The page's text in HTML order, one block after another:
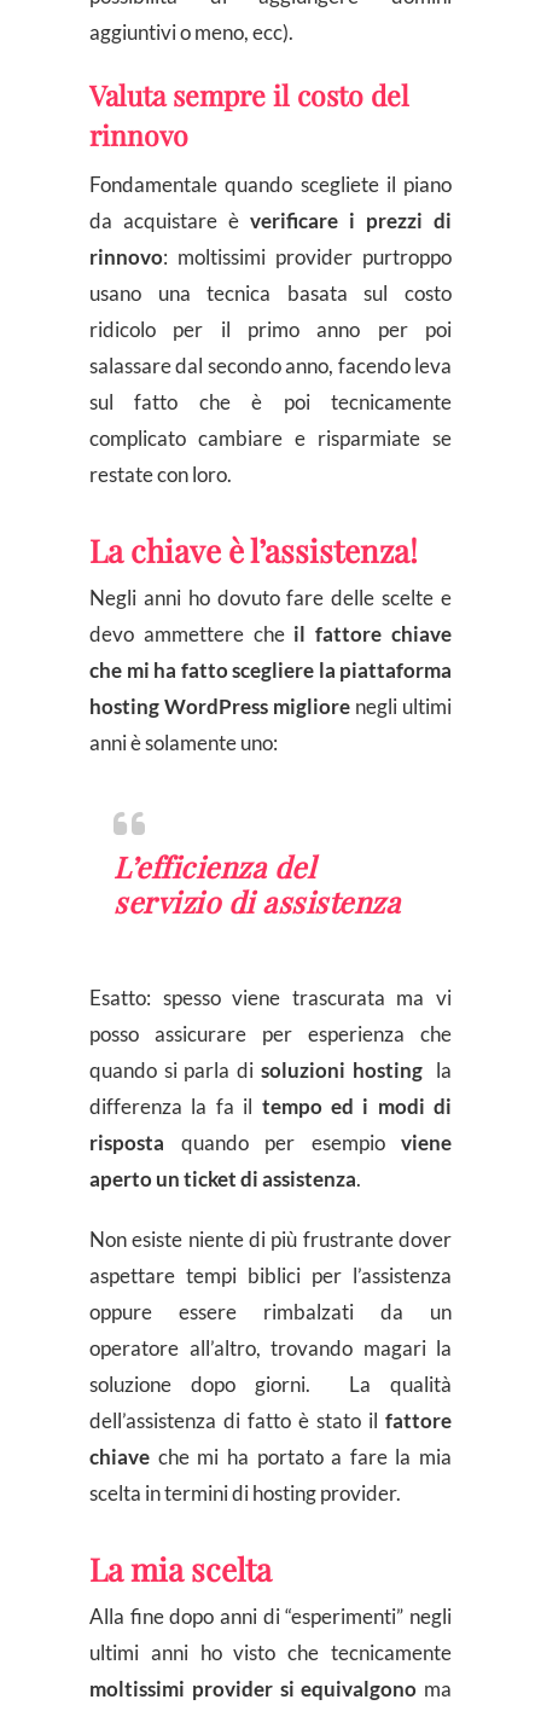
aggiuntivi o meno, ecc).
Valuta sempre il costo del
rinnovo
Fondamentale quando scegliete il piano
da acquistare è verificare i prezzi di
rinnovo: moltissimi provider purtroppo
usano una tecnica basata sul costo
ridicolo per il primo anno per poi
salassare dal secondo anno, facendo leva
sul fatto che è poi tecnicamente
complicato cambiare e risparmiate se
restate con loro.
La chiave è l’assistenza!
Negli anni ho dovuto fare delle scelte e
devo ammettere che il fattore chiave
che mi ha fatto scegliere la piattaforma
hosting WordPress migliore negli ultimi
anni è solamente uno:
L’efficienza del
servizio di assistenza
Esatto: spesso viene trascurata ma vi
posso assicurare per esperienza che
quando si parla di soluzioni hostingla
differenza la fa il tempo ed i modi di
risposta quando per esempio viene
aperto un ticket di assistenza.
Non esiste niente di più frustrante dover
aspettare tempi biblici per l’assistenza
oppure essere rimbalzati da un
operatore all’altro, trovando magari la
soluzione dopo giorni. La qualità
dell’assistenza di fatto è stato il fattore
chiave che mi ha portato a fare la mia
scelta in termini di hosting provider.
La mia scelta
Alla fine dopo anni di “esperimenti” negli
ultimi anni ho visto che tecnicamente
moltissimi provider si equivalgono ma